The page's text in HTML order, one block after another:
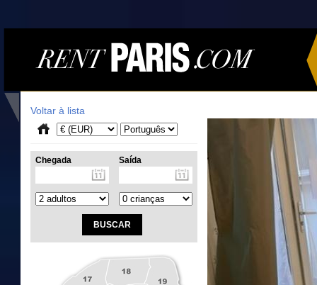
Voltar à lista
Chegada Saída